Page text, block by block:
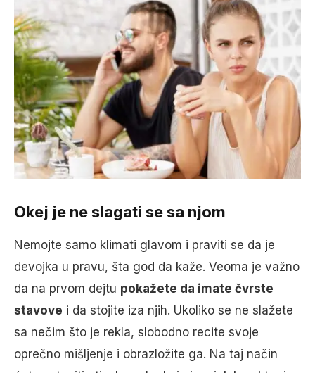
Okej je ne slagati se sa njom
Nemojte samo klimati glavom i praviti se da je
devojka u pravu, šta god da kaže. Veoma je važno
da na prvom dejtu pokažete da imate čvrste
stavove i da stojite iza njih. Ukoliko se ne slažete
sa nečim što je rekla, slobodno recite svoje
oprečno mišljenje i obrazložite ga. Na taj način